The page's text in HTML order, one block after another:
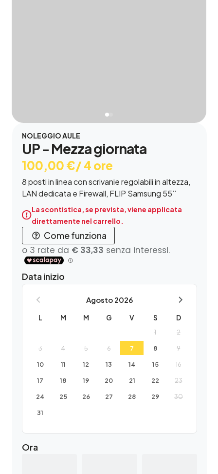
NOLEGGIO AULE
UP - Mezza giornata
100,00 €/ 4 ore
8 posti in linea con scrivanie regolabili in altezza,
LAN dedicata e Firewall, FLIP Samsung 55’’
La scontistica, se prevista, viene applicata
direttamente nel carrello.
Come funziona
Data inizio
Agosto 2026
L M M G V S D
1 2
3 4 5 6 7 8 9
10 11 12 13 14 15 16
17 18 19 20 21 22 23
24 25 26 27 28 29 30
31
Ora